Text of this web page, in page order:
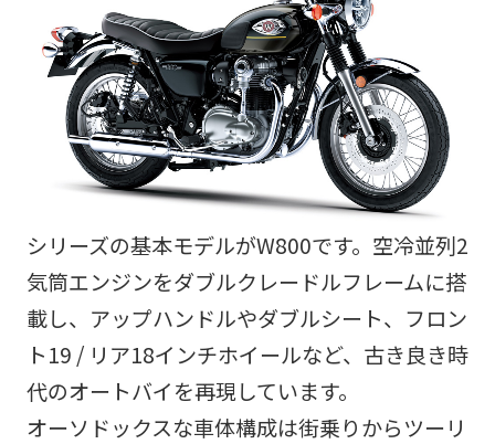
シリーズの基本モデルがW800です。空冷並列2
気筒エンジンをダブルクレードルフレームに搭
載し、アップハンドルやダブルシート、フロン
ト19 / リア18インチホイールなど、古き良き時
代のオートバイを再現しています。
オーソドックスな車体構成は街乗りからツーリ